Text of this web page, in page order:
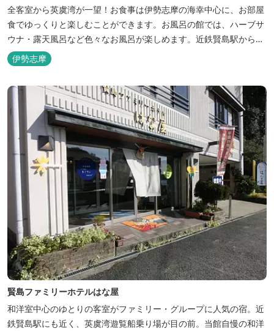
全客室から英虞湾が一望！お食事は伊勢志摩の海幸中心に、お部屋
食でゆっくりと楽しむことができます。お風呂の館では、ハーブサ
ウナ・露天風呂など色々なお風呂が楽しめます。近鉄賢島駅から歩
いて5分と好立地です。
伊勢志摩
賢島ファミリーホテルはな屋
和洋室中心のゆとりの客室がファミリー・グループに人気の宿。近
鉄賢島駅にも近く、英虞湾遊覧船乗り場が目の前。当館自慢の和洋